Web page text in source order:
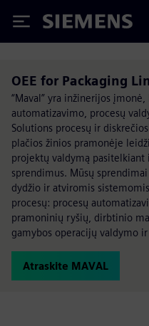
Siemens
OEE for Packaging
“Maval” yra inžinerijos
automatizavimo, procesų
Solutions procesų ir
plačios žinios pramonėje
projektų valdymą pasitelkiant
sprendimus. Mūsų
dydžio ir atviromis
procesų: procesų
pramoninių ryšių, dirbtinio
gamybos operacijų valdymo
Atraskite MAVAL